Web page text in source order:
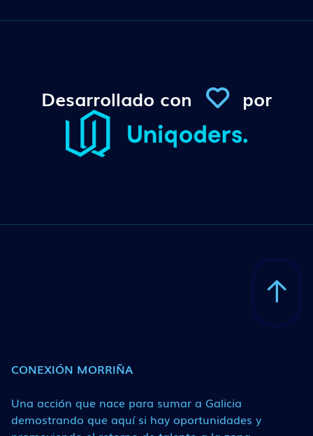
Desarrollado con por
CONEXIÓN MORRIÑA
Una acción que nace para sumar a Galicia
demostrando que aquí si hay oportunidades y